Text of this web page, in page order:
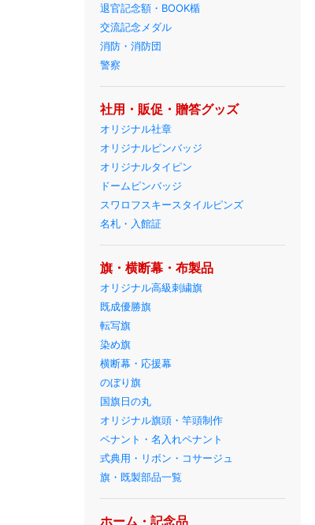
退官記念額・BOOK楯
交流記念メダル
消防・消防団
警察
社用・販促・贈答グッズ
オリジナル社章
オリジナルピンバッジ
オリジナルタイピン
ドームピンバッジ
スワロフスキースタイルピンズ
名札・入館証
旗・横断幕・布製品
オリジナル高級刺繍旗
既成優勝旗
転写旗
染め旗
横断幕・応援幕
のぼり旗
国旗日の丸
オリジナル旗頭・竿頭制作
ペナント・名入れペナント
式典用・リボン・コサージュ
旗・既製部品一覧
ホーム・記念品